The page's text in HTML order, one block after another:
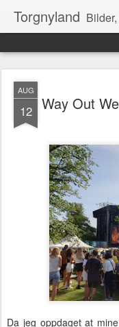
Torgnyland Bilder,
AUG
12 Way Out
Da jeg oppdaget at